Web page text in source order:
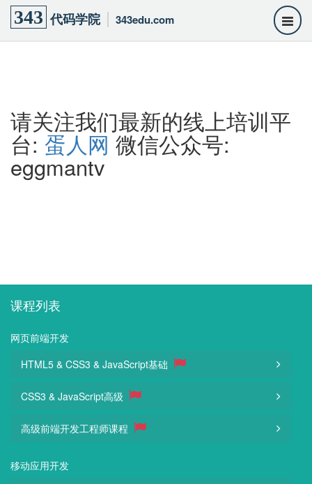
343 代码学院 343edu.com
请关注我们最新的线上培训平
台: 蛋人网 微信公众号:
eggmantv
课程列表
网页前端开发
HTML5 & CSS3 & JavaScript基础
CSS3 & JavaScript高级
高级前端开发工程师课程
移动应用开发